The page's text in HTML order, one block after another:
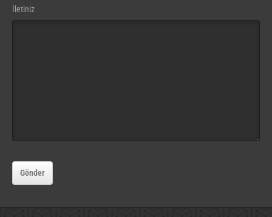
İletiniz
Gönder